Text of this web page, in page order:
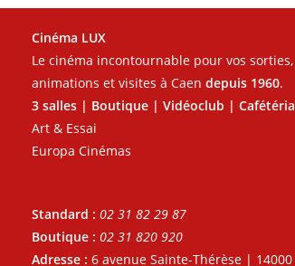
Cinéma LUX
Le cinéma incontournable pour vos sorties,
animations et visites à Caen depuis 1960.
3 salles | Boutique | Vidéoclub | Cafétéria
Art & Essai
Europa Cinémas
Standard : 02 31 82 29 87
Boutique : 02 31 820 920
Adresse : 6 avenue Sainte-Thérèse | 14000